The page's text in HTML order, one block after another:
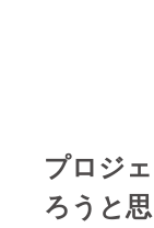
プロジ
ろうと